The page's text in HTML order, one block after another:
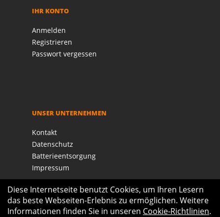
IHR KONTO
Anmelden
Registrieren
Passwort vergessen
UNSER UNTERNEHMEN
Kontakt
Datenschutz
Batterieentsorgung
Impressum
Diese Internetseite benutzt Cookies, um Ihren Lesern
das beste Webseiten-Erlebnis zu ermöglichen. Weitere
Informationen finden Sie in unseren Cookie-Richtlinien.